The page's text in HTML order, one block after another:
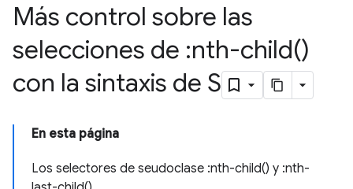
Más control sobre las
selecciones de :nth-child()
con la sintaxis de S
En esta página
Los selectores de seudoclase :nth-child() y :nth-